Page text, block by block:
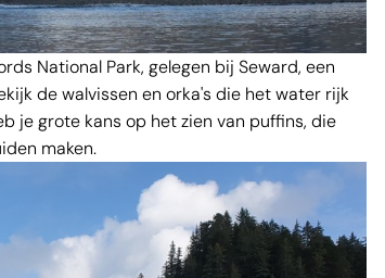
National Park, gelegen bij Seward, een
de walvissen en orka's die het water rijk
je grote kans op het zien van puffins, die
maken.